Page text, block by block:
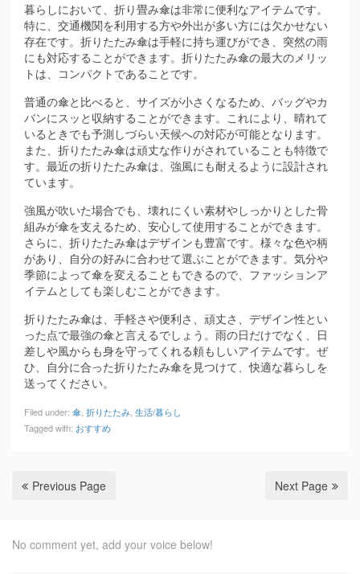
暮らしにおいて、折り畳み傘は非常に便利なアイテムです。
特に、交通機関を利用する方や外出が多い方には欠かせない
存在です。折りたたみ傘は手軽に持ち運びができ、突然の雨
にも対応することができます。折りたたみ傘の最大のメリッ
トは、コンパクトであることです。
普通の傘と比べると、サイズが小さくなるため、バッグやカ
バンにスッと収納することができます。これにより、晴れて
いるときでも予測しづらい天候への対応が可能となります。
また、折りたたみ傘は頑丈な作りがされていることも特徴で
す。最近の折りたたみ傘は、強風にも耐えるように設計され
ています。
強風が吹いた場合でも、壊れにくい素材やしっかりとした骨
組みが傘を支えるため、安心して使用することができます。
さらに、折りたたみ傘はデザインも豊富です。様々な色や柄
があり、自分の好みに合わせて選ぶことができます。気分や
季節によって傘を変えることもできるので、ファッションア
イテムとしても楽しむことができます。
折りたたみ傘は、手軽さや便利さ、頑丈さ、デザイン性とい
った点で最強の傘と言えるでしょう。雨の日だけでなく、日
差しや風からも身を守ってくれる頼もしいアイテムです。ぜ
ひ、自分に合った折りたたみ傘を見つけて、快適な暮らしを
送ってください。
Filed under: 傘 折りたたみ 生活/暮らし
Tagged with: おすすめ
Previous Page Next Page
No comment yet, add your voice below!